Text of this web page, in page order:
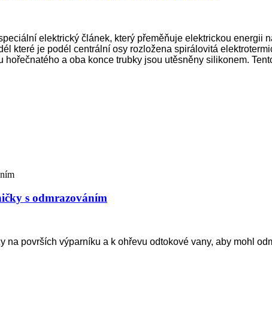
elektrický článek, který přeměňuje elektrickou energii
které je podél centrální osy rozložena spirálovitá
a oba konce trubky jsou utěsněny silikonem.
s odmrazováním
površích výparníku a k ohřevu odtokové vany, aby mohl